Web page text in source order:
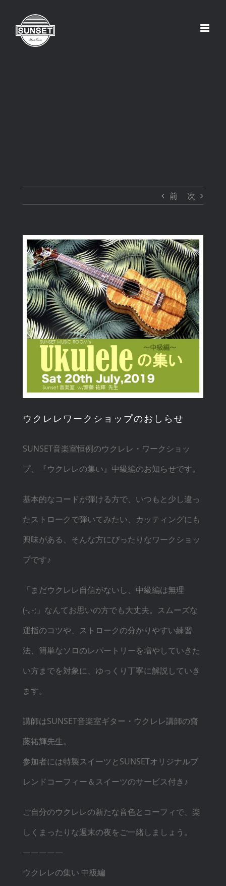
前 次
View
Larger
Image
ウクレレワークショップのおしらせ
SUNSET音楽室恒例のウクレレ・ワークショッ
プ、『ウクレレの集い』中級編のお知らせです。
基本的なコードが弾ける方で、いつもと少し違っ
たストロークで弾いてみたい、カッティングにも
興味がある、そんな方にぴったりなワークショッ
プです♪
「まだウクレレ自信がないし、中級編は無理
(-｡-;」なんてお思いの方でも大丈夫。スムーズな
運指のコツや、ストロークの分かりやすい練習
法、簡単なソロのレパートリーを増やしていきた
い方までを対象に、ゆっくり丁寧に解説していき
ます。
講師はSUNSET音楽室ギター・ウクレレ講師の齋
藤祐輝先生。
参加者には特製スイーツとSUNSETオリジナルブ
レンドコーフィー＆スイーツのサービス付き♪
ご自分のウクレレの新たな音色とコーフィで、楽
しくまったりな週末の夜をご一緒しましょう。
—————
ウクレレの集い 中級編